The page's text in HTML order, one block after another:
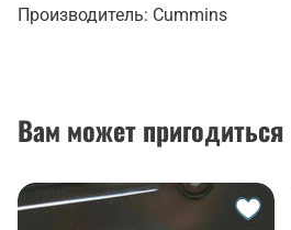
Производитель: Cummins
Вам может пригодиться